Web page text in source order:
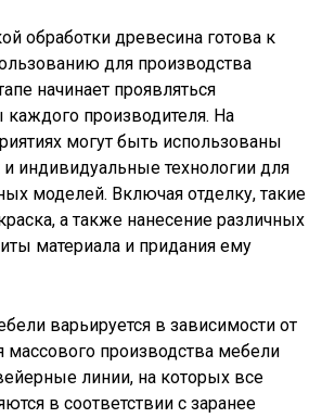
обработки древесина готова к
для производства
начинает проявляться
производителя. На
могут быть использованы
индивидуальные технологии для
моделей. Включая отделку, такие
а также нанесение различных
материала и придания ему
варьируется в зависимости от
массового производства мебели
линии, на которых все
в соответствии с заранее